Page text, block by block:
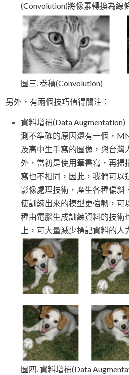
(Convolution)將像素轉換為線
圖三. 卷積(Convolution)
另外，有兩個技巧值得關注：
資料增補(Data
測不準確的原因還有一個，
及高中生手寫的圖像，與台灣
外，當初是使用筆書寫，再掃
寫也不相同，因此，我們可以
影像處理技術，產生各種偏斜
使訓練出來的模型更強韌，可
種由電腦生成訓練資料的技術
上，可大量減少標記資料的人
圖四. 資料增補(Data